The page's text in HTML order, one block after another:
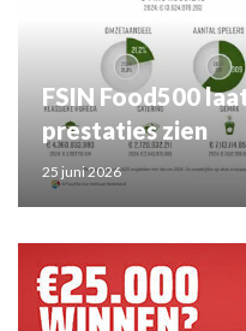
FSIN Food500
prestaties zien
25 juni 2026